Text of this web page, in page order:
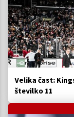
Velika čast:
številko 11